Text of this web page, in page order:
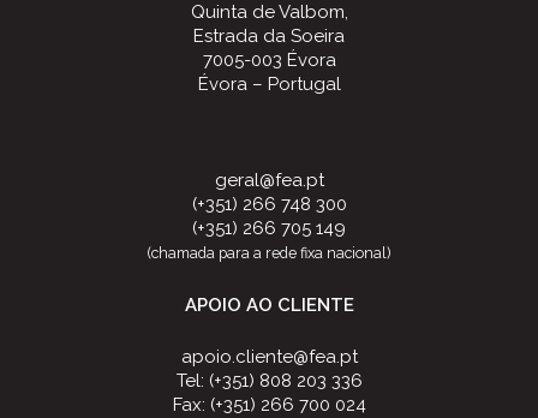
Quinta de Valbom,
Estrada da Soeira
7005-003 Évora
Évora – Portugal
geral@fea.pt
(+351) 266 748 300
(+351) 266 705 149
(chamada para a rede fixa nacional)
APOIO AO CLIENTE
apoio.cliente@fea.pt
Tel: (+351) 808 203 336
Fax: (+351) 266 700 024